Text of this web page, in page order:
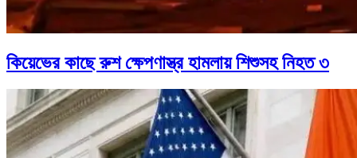
কিয়েভের কাছে রুশ ক্ষেপণাস্ত্র হামলায় শিশুসহ নিহত ৩